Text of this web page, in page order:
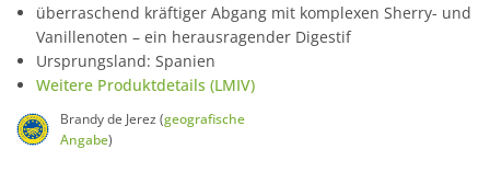
überraschend kräftiger Abgang mit komplexen Sherry- und
Vanillenoten – ein herausragender Digestif
Ursprungsland: Spanien
Weitere Produktdetails (LMIV)
Brandy de Jerez (geografische
Angabe)